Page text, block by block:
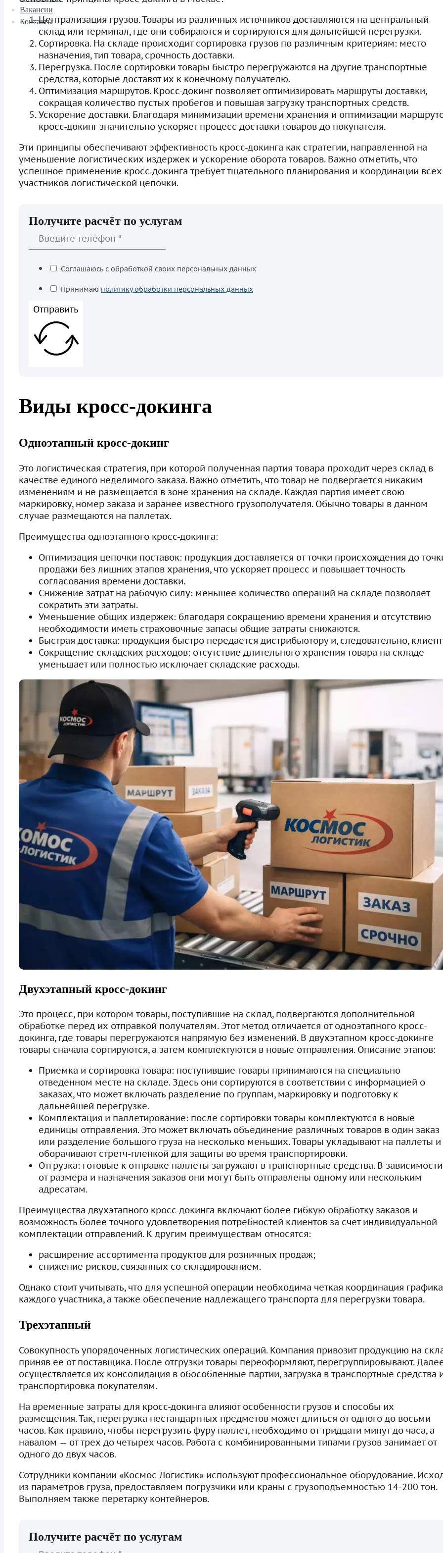
Вакансии
КонтактыЦентрализация грузов. Товары из различных источников доставляются на центральный
склад или терминал, где они собираются и сортируются для дальнейшей перегрузки.
Сортировка. На складе происходит сортировка грузов по различным критериям: место
назначения, тип товара, срочность доставки.
Перегрузка. После сортировки товары быстро перегружаются на другие транспортные
средства, которые доставят их к конечному получателю.
Оптимизация маршрутов. Кросс-докинг позволяет оптимизировать маршруты доставки,
сокращая количество пустых пробегов и повышая загрузку транспортных средств.
Ускорение доставки. Благодаря минимизации времени хранения и оптимизации
кросс-докинг значительно ускоряет процесс доставки товаров до покупателя.
Эти принципы обеспечивают эффективность кросс-докинга как стратегии, направленной на
уменьшение логистических издержек и ускорение оборота товаров. Важно отметить, что
успешное применение кросс-докинга требует тщательного планирования и координации всех
участников логистической цепочки.
Получите расчёт по услугам
Соглашаюсь с обработкой своих персональных данных
Принимаю политику обработки персональных данных
Отправить
Виды кросс-докинга
Одноэтапный кросс-докинг
Это логистическая стратегия, при которой полученная партия товара проходит через склад в
качестве единого неделимого заказа. Важно отметить, что товар не подвергается никаким
изменениям и не размещается в зоне хранения на складе. Каждая партия имеет свою
маркировку, номер заказа и заранее известного грузополучателя. Обычно товары в данном
случае размещаются на паллетах.
Преимущества одноэтапного кросс-докинга:
Оптимизация цепочки поставок: продукция доставляется от точки происхождения до
продажи без лишних этапов хранения, что ускоряет процесс и повышает точность
согласования времени доставки.
Снижение затрат на рабочую силу: меньшее количество операций на складе позволяет
сократить эти затраты.
Уменьшение общих издержек: благодаря сокращению времени хранения и отсутствию
необходимости иметь страховочные запасы общие затраты снижаются.
Быстрая доставка: продукция быстро передается дистрибьютору и, следовательно,
Сокращение складских расходов: отсутствие длительного хранения товара на складе
уменьшает или полностью исключает складские расходы.
Двухэтапный кросс-докинг
Это процесс, при котором товары, поступившие на склад, подвергаются дополнительной
обработке перед их отправкой получателям. Этот метод отличается от одноэтапного кросс-
докинга, где товары перегружаются напрямую без изменений. В двухэтапном кросс-докинге
товары сначала сортируются, а затем комплектуются в новые отправления. Описание этапов:
Приемка и сортировка товара: поступившие товары принимаются на специально
отведенном месте на складе. Здесь они сортируются в соответствии с информацией о
заказах, что может включать разделение по группам, маркировку и подготовку к
дальнейшей перегрузке.
Комплектация и паллетирование: после сортировки товары комплектуются в новые
единицы отправления. Это может включать объединение различных товаров в один заказ
или разделение большого груза на несколько меньших. Товары укладывают на паллеты и
оборачивают стретч-пленкой для защиты во время транспортировки.
Отгрузка: готовые к отправке паллеты загружают в транспортные средства. В зависимости
от размера и назначения заказов они могут быть отправлены одному или нескольким
адресатам.
Преимущества двухэтапного кросс-докинга включают более гибкую обработку заказов и
возможность более точного удовлетворения потребностей клиентов за счет индивидуальной
комплектации отправлений. К другим преимуществам относятся:
расширение ассортимента продуктов для розничных продаж;
снижение рисков, связанных со складированием.
Однако стоит учитывать, что для успешной операции необходима четкая координация графика
каждого участника, а также обеспечение надлежащего транспорта для перегрузки товара.
Трехэтапный
Совокупность упорядоченных логистических операций. Компания привозит продукцию на
приняв ее от поставщика. После отгрузки товары переоформляют, перегруппировывают.
осуществляется их консолидация в обособленные партии, загрузка в транспортные средства
транспортировка покупателям.
На временные затраты для кросс-докинга влияют особенности грузов и способы их
размещения. Так, перегрузка нестандартных предметов может длиться от одного до восьми
часов. Как правило, чтобы перегрузить фуру паллет, необходимо от тридцати минут до часа, а
навалом — от трех до четырех часов. Работа с комбинированными типами грузов занимает от
одного до двух часов.
Сотрудники компании «Космос Логистик» используют профессиональное оборудование.
из параметров груза, предоставляем погрузчики или краны с грузоподъемностью 14-200 тон.
Выполняем также перетарку контейнеров.
Получите расчёт по услугам